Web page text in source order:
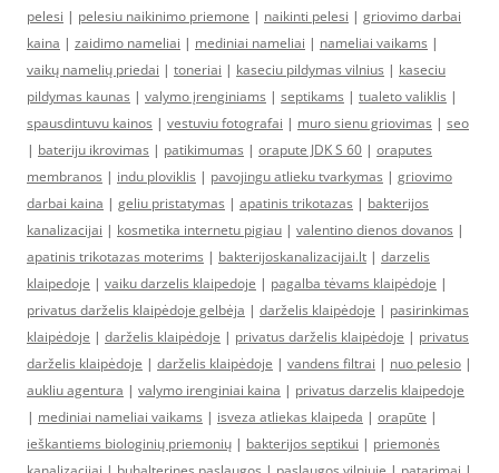
pelesi | pelesiu naikinimo priemone | naikinti pelesi | griovimo darbai
kaina | zaidimo nameliai | mediniai nameliai | nameliai vaikams |
vaikų namelių priedai | toneriai | kaseciu pildymas vilnius | kaseciu
pildymas kaunas | valymo įrenginiams | septikams | tualeto valiklis |
spausdintuvu kainos | vestuviu fotografai | muro sienu griovimas | seo
| bateriju ikrovimas | patikimumas | orapute JDK S 60 | oraputes
membranos | indu ploviklis | pavojingu atlieku tvarkymas | griovimo
darbai kaina | geliu pristatymas | apatinis trikotazas | bakterijos
kanalizacijai | kosmetika internetu pigiau | valentino dienos dovanos |
apatinis trikotazas moterims | bakterijoskanalizacijai.lt | darzelis
klaipedoje | vaiku darzelis klaipedoje | pagalba tėvams klaipėdoje |
privatus darželis klaipėdoje gelbėja | darželis klaipėdoje | pasirinkimas
klaipėdoje | darželis klaipėdoje | privatus darželis klaipėdoje | privatus
darželis klaipėdoje | darželis klaipėdoje | vandens filtrai | nuo pelesio |
aukliu agentura | valymo irenginiai kaina | privatus darzelis klaipedoje
| mediniai nameliai vaikams | isveza atliekas klaipeda | orapūte |
ieškantiems biologinių priemonių | bakterijos septikui | priemonės